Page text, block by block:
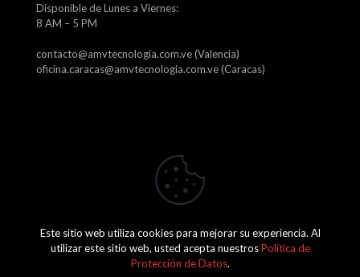
Disponible de Lunes a Viernes:
8 AM – 5 PM
contacto@amvtecnologia.com.ve (Valencia)
oficina.caracas@amvtecnologia.com.ve (Caracas)
2026 Amv Tecnología, C.A. J-29746315-1
Este sitio web utiliza cookies para mejorar su experiencia. Al
utilizar este sitio web, usted acepta nuestrosPolítica de
Protección de Datos.